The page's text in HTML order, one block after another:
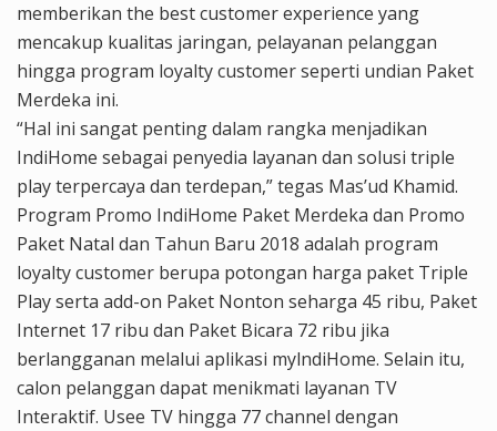
memberikan the best customer experience yang
mencakup kualitas jaringan, pelayanan pelanggan
hingga program loyalty customer seperti undian Paket
Merdeka ini.
“Hal ini sangat penting dalam rangka menjadikan
IndiHome sebagai penyedia layanan dan solusi triple
play terpercaya dan terdepan,” tegas Mas’ud Khamid.
Program Promo IndiHome Paket Merdeka dan Promo
Paket Natal dan Tahun Baru 2018 adalah program
loyalty customer berupa potongan harga paket Triple
Play serta add-on Paket Nonton seharga 45 ribu, Paket
Internet 17 ribu dan Paket Bicara 72 ribu jika
berlangganan melalui aplikasi mylndiHome. Selain itu,
calon pelanggan dapat menikmati layanan TV
Interaktif. Usee TV hingga 77 channel dengan